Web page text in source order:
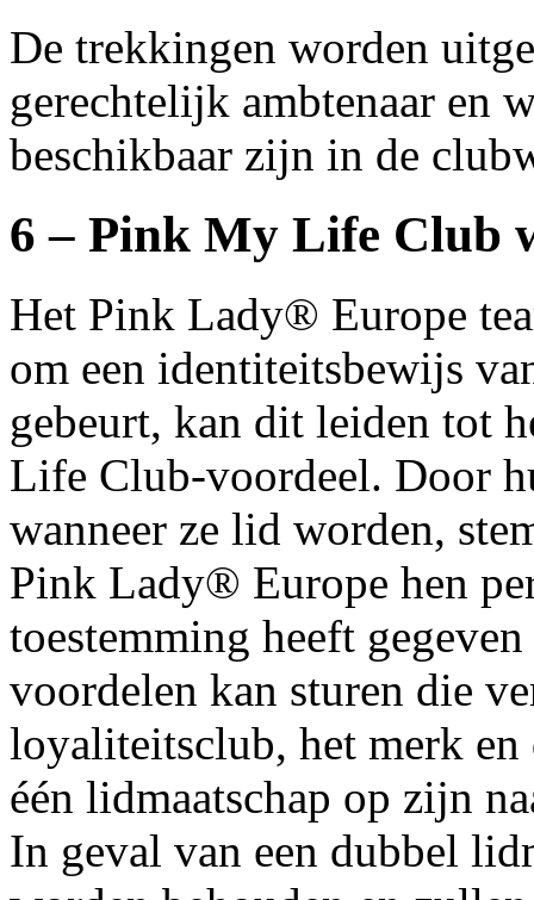
De trekkingen worden
gerechtelijk ambtenaar en
beschikbaar zijn in de
6 – Pink My Life Club
Het Pink Lady® Europe
om een identiteitsbewijs
gebeurt, kan dit leiden tot
Life Club-voordeel. Door
wanneer ze lid worden,
Pink Lady® Europe hen
toestemming heeft
voordelen kan sturen die
loyaliteitsclub, het merk en
één lidmaatschap op zijn
In geval van een dubbel